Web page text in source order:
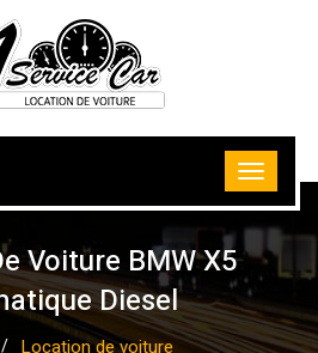
Voiture BMW X5
Diesel
Location de voiture